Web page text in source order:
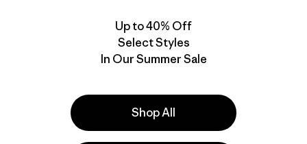
Up to 40% Off
Select Styles
In Our Summer Sale
Shop All